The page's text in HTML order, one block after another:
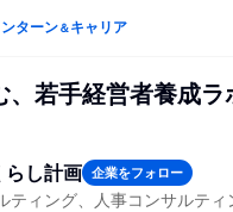
ターン＆キャリア
、若手経営者養成ラ
らし計画 企業をフォロー
ティング、人事コンサルテ